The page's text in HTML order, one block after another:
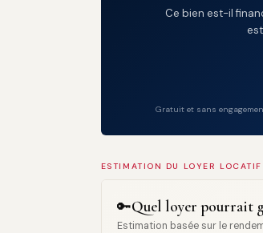
Ce bien est-il
Gratuit et sans
ESTIMATION DU LOYER LOCATIF
🔑Quel loyer pourrait
Estimation basée sur le